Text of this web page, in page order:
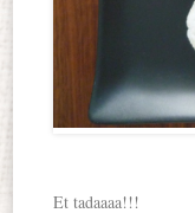
Et tadaaaa!!!